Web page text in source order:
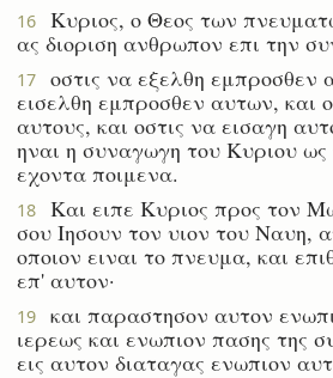
16
Κυριος, ο Θεος των
ας διοριση ανθρωπον επι την
17
οστις να εξελθη εμπροσθεν
εισελθη εμπροσθεν αυτων, και
αυτους, και οστις να εισαγη
ηναι η συναγωγη του Κυριου
εχοντα ποιμενα.
18
Και ειπε Κυριος προς τον
σου Ιησουν τον υιον του Ναυη,
οποιον ειναι το πνευμα, και
επ' αυτον·
19
και παραστησον αυτον
ιερεως και ενωπιον πασης της
εις αυτον διαταγας ενωπιον